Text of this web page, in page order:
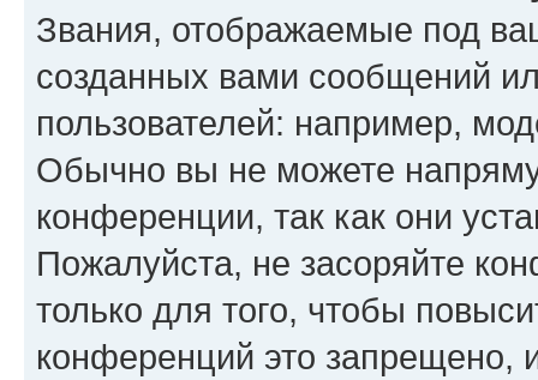
Звания, отображаемые под
созданных вами сообщений
пользователей: например,
Обычно вы не можете
конференции, так как они
Пожалуйста, не засоряйте
только для того, чтобы
конференций это запрещено,